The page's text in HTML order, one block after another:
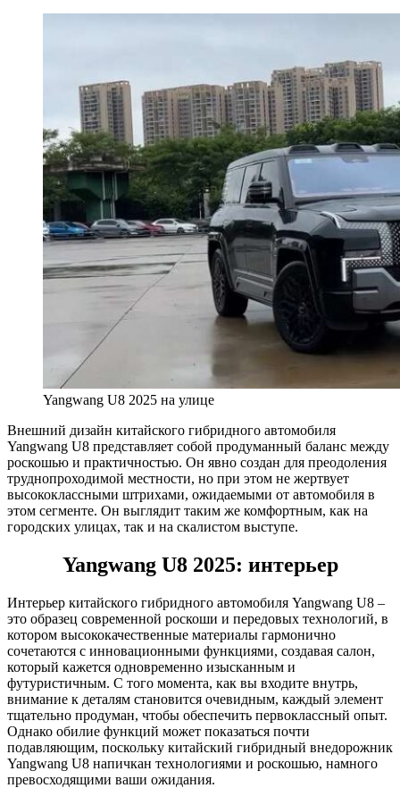
Yangwang U8 2025 на улице
Внешний дизайн китайского гибридного автомобиля
Yangwang U8 представляет собой продуманный баланс между
роскошью и практичностью. Он явно создан для преодоления
труднопроходимой местности, но при этом не жертвует
высококлассными штрихами, ожидаемыми от автомобиля в
этом сегменте. Он выглядит таким же комфортным, как на
городских улицах, так и на скалистом выступе.
Yangwang U8 2025: интерьер
Интерьер китайского гибридного автомобиля Yangwang U8 –
это образец современной роскоши и передовых технологий, в
котором высококачественные материалы гармонично
сочетаются с инновационными функциями, создавая салон,
который кажется одновременно изысканным и
футуристичным. С того момента, как вы входите внутрь,
внимание к деталям становится очевидным, каждый элемент
тщательно продуман, чтобы обеспечить первоклассный опыт.
Однако обилие функций может показаться почти
подавляющим, поскольку китайский гибридный внедорожник
Yangwang U8 напичкан технологиями и роскошью, намного
превосходящими ваши ожидания.